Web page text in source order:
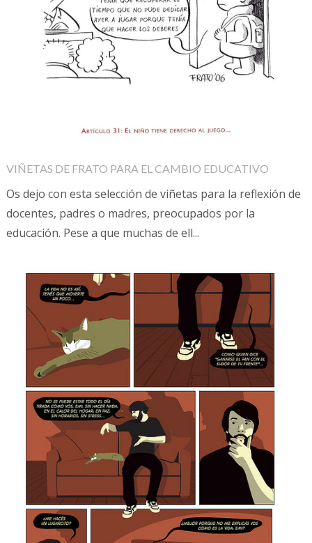
VIÑETAS DE FRATO PARA EL CAMBIO EDUCATIVO
Os dejo con esta selección de viñetas para la reflexión de
docentes, padres o madres, preocupados por la
educación. Pese a que muchas de ell...